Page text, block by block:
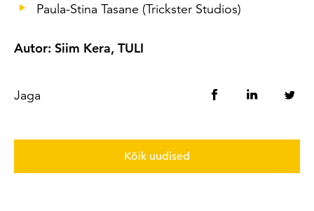
Paula-Stina Tasane (Trickster Studios)
Autor: Siim Kera, TULI
Jaga
Kõik uudised